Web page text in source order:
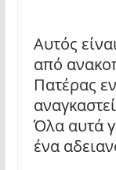
Αυτός
από
Πατέρας
Όλα αυτά
ένα